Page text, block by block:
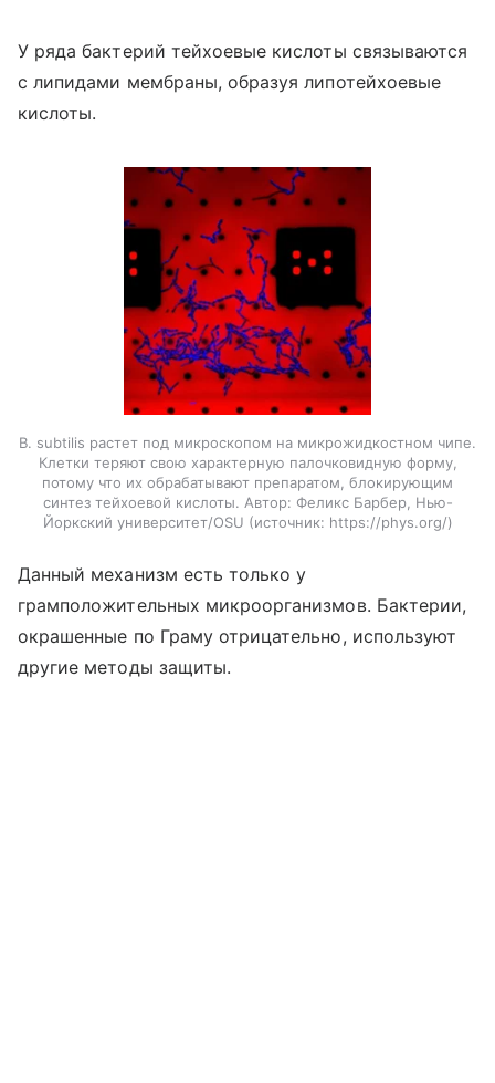
У ряда бактерий тейхоевые кислоты связываются
с липидами мембраны, образуя липотейхоевые
кислоты.
B. subtilis растет под микроскопом на микрожидкостном чипе.
Клетки теряют свою характерную палочковидную форму,
потому что их обрабатывают препаратом, блокирующим
синтез тейхоевой кислоты. Автор: Феликс Барбер, Нью-
Йоркский университет/OSU
источник: https://phys.org/
Данный механизм есть только у
грамположительных микроорганизмов. Бактерии,
окрашенные по Граму отрицательно, используют
другие методы защиты.